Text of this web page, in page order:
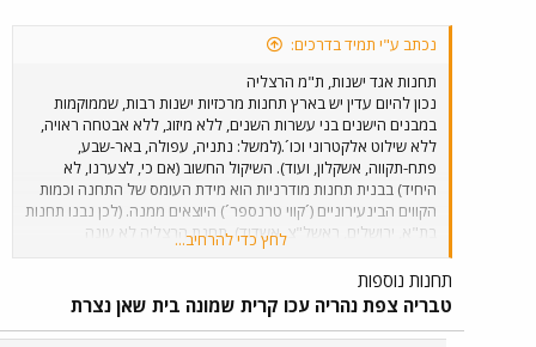
נכתב ע"י תמיד בדרכים:
תחנות אגד ישנות, ת"מ הרצליה
נכון להיום עדין יש בארץ תחנות מרכזיות ישנות רבות, שממוקמות
במבנים הישנים בני עשרות השנים, ללא מיזוג, ללא אבטחה ראויה,
ללא שילוט אלקטרוני וכו´.(למשל: נתניה, עפולה, באר-שבע,
פתח-תקווה, אשקלון, ועוד). השיקול החשוב (אם כי, לצערנו, לא
היחיד) בבנית תחנות מודרניות הוא מידת העומס של התחנה וכמות
הקווים הבינעירוניים (´קווי טרנספר´) היוצאים ממנה. (לכן נבנו תחנות
בת"א, ירושלים, ראשל"צ, אשדוד). תחנת הרצליה לא עונה
לקריטריונים הנ"ל, אלא אם כן תועבר לאיזור תחנת הרכבת וכביש
החוף. אם זה יקרה, יהיה צורך בכניסה של לפחות חלק מקווי
הטרנספר לתחנה. אגב, הייתי ממליץ על פתרון דומה גם בנתניה.
לחץ כדי להרחיב...
תחנות נוספות
טבריה צפת נהריה עכו קרית שמונה בית שאן נצרת